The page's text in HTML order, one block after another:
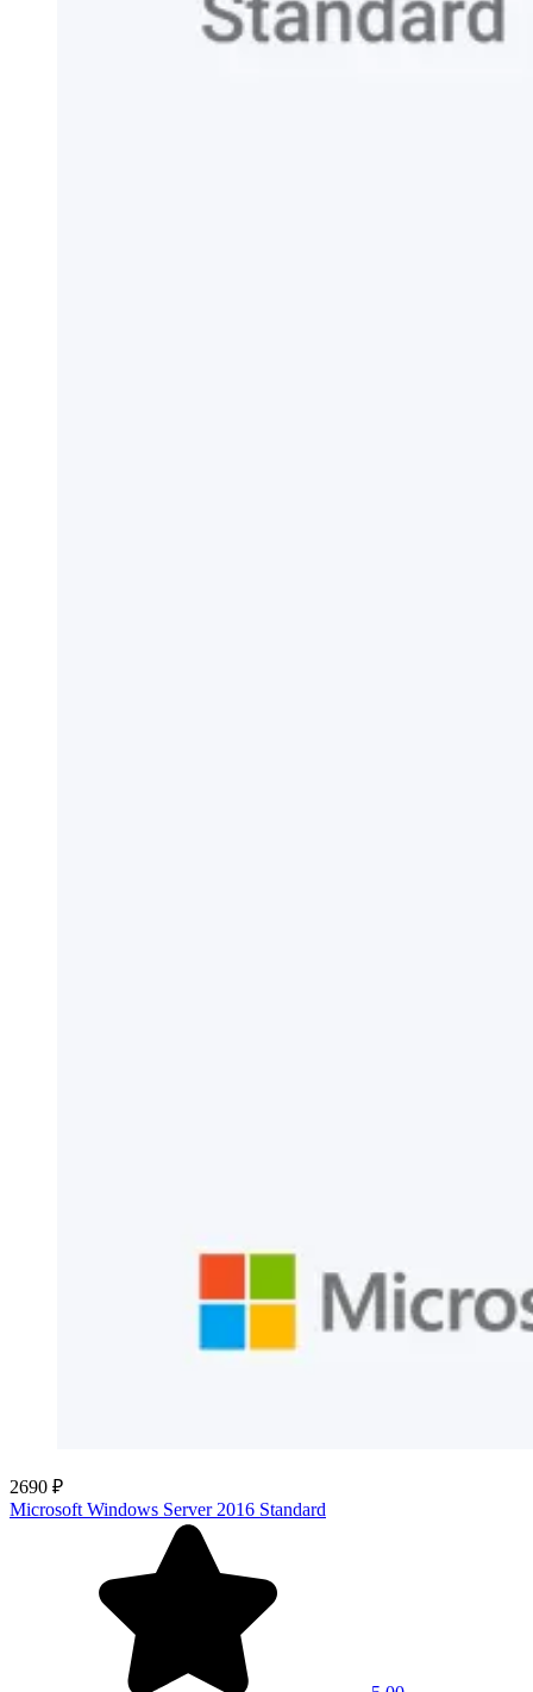
2690 ₽
Microsoft Windows Server 2016 Standard